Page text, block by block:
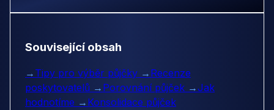
Související obsah
→ Tipy pro výběr půjčky → Recenze
poskytovatelů → Porovnání půjček →Jak
hodnotíme → Konsolidace půjček